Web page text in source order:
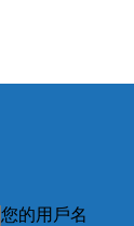
您的用戶名